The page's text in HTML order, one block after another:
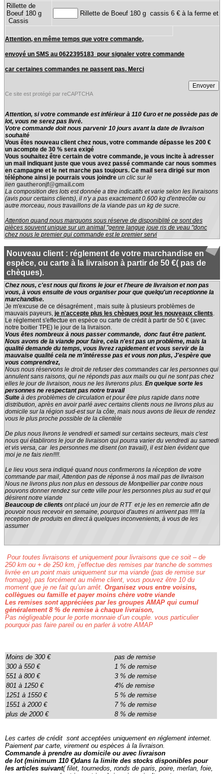
Rillette de
Boeuf 180 g
Cassis
Rillette de Boeuf 180 g cassis 6 € à la ferme et
Attention, en même temps que votre commande,
envoyé un SMS au 0622395183 pour signaler votre commande
car certaines commandes ne passent pas. Merci
Ce site est protégé par reCAPTCHA
Attention, si votre commande est inférieur à 110 €uro et ne possède pas de
lot, vous ne serez pas livré.
Votre commande doit nous parvenir 10 jours avant la date de livraison
souhaité
Vous êtes nouveau client chez nous, votre commande dépasse les 200 €
un acompte de 30 % sera exigé
Vous souhaitez être certain de votre commande, je vous incite à adresser
un mail indiquant juste que vous avez passé commande car nous sommes
en campagne et le net marche pas toujours. Ce mail sera dirigé sur mon
téléphone ainsi je pourrais vous joindre un clic sur le
lien gautheronjf@gmail.com
La composition des lots est donnée a titre indicatifs et varie selon les livraisons
(avis pour certains clients), il n'y a pas exactement 0.600 kg d'entrecôte ou
autre morceau, nous travaillons de la viande pas un kg de sucre.
Attention quand nous marquons sous réserve de disponiblité ce sont des
pièces souvent unique sur un animal "genre langue joue ris de veau "donc
chez nous le premier qui commande est le premier servi
Nouveau client : réglement de votre marchandise en
espèce, ou carte à la livraison à partir de 50 €( pas de
chèques).
Chez nous, c'est nous qui fixons le jour et l'heure de livraison et non pas
vous, à vous ensuite de vous organiser pour que quelqu'un receptionne la
marchandise.
Je m'excuse de ce désagrément , mais suite à plusieurs problèmes de
mauvais payeurs, je n'accepte plus les chèques pour les nouveaux clients.
Le réglement s'effectue en espèce ou carte de crédit à partir de 50 € (avec
notre boitier TPE) le jour de la livraison.
Vous êtes nombreux à nous passer commande, donc faut être patient.
Nous avons de la viande pour faire, cela n'est pas un problème, mais la
qualité demande du temps, vous livrez rapidement et vous servir de la
mauvaise qualité cela ne m'intéresse pas et vous non plus, J'espère que
vous comprendrez,
Nous nous réservons le droit de refuser des commandes car les personnes qui
annulent sans raisons, qui ne réponds pas aux mails ou qui ne sont pas chez
elles le jour de livraison, nous ne les livrerons plus. En quelque sorte les
personnes ne respectant pas notre travail
Suite à des problèmes de circulation et pour être plus rapide dans notre
distribution, après en avoir parlé avec certains clients nous ne livrons plus au
domicile sur la région sud-est sur la côte, mais nous avons de lieux de rendez
vous le plus proche possible de la clientèle
De plus nous livrons le vendredi et samedi sur certains secteurs, mais c'est
nous qui établirons le jour de livraison qui pourra varier du vendredi au samedi
et vis versa, car les personnes me disent (on travail), il est bien évident que
moi je ne fais rien!!!!.
Le lieu vous sera indiqué quand nous confirmerons la réception de votre
commande par mail, Attention pas de réponse à nos mail pas de livraison
Nous ne livrons plus non plus en dessous de Montpellier par contre nous
pouvons donner rendez sur cette ville pour les personnes plus au sud et qui
désirent notre viande
Beaucoup de clients ont placé un jour de RTT et je les en remercie afin de
pouvoir nous recevoir en semaine, pourquoi d'autres ni arrivent pas !!!!!! la
reception de produits en direct à quelques inconvenients, à vous de les
assumer
Pour toutes livraisons et uniquement pour livraisons que ce soit – de
250 km ou + de 250 km, j’effectue des remises par tranche de sommes
livrée en un point mais uniquement sur ma viande (pas de remise sur
fromage), pas forcément au même client, vous pouvez être 10 du
moment que je ne fait qu’un arrêt. Organisez vous entre voisins,
collègues ou famille et payer moins chère votre viande
Les remises sont appréciées par les groupes AMAP qui cumul
généralement 8 % de remise à chaque livraison,
Pas négligeable pour le porte monnaie d’un couple. vous particulier
pourquoi pas faire pareil ou en parler à votre AMAP
Moins de 300 €
pas de remise
300 à 550 €
1 % de remise
551 à 800 €
3 % de remise
801 à 1250 €
4% de remise
1251 à 1550 €
5 % de remise
1551 à 2000 €
7 % de remise
plus de 2000 €
8 % de remise
Les cartes de crédit sont acceptées uniquement en réglement internet.
Paiement par carte, virement ou espèces à la livraison.
Commande à prendre au domicile ou avec livraison
de lot (minimum 110 €)dans la limite des stocks disponibles pour
les articles suivant( filet, tournedos, ronds de paris, poire, merlan, foie,